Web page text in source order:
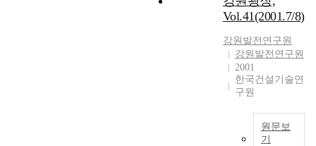
Vol.41(2001.7/8)
강원발전연구원
강원발전연구원
2001
한국건설기술연
구원
원문보
기